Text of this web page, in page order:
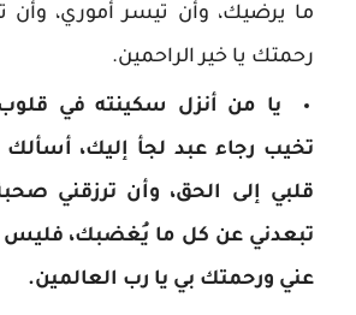
ما يرضيك، وأن تيسر أموري، وأن
رحمتك يا خير الراحمين.
يا من أنزل سكينته في قلوب
تخيب رجاء عبد لجأ إليك،
قلبي إلى الحق، وأن ترزقني
تبعدني عن كل ما يُغضبك، فليس
عني ورحمتك بي يا رب العالمين.